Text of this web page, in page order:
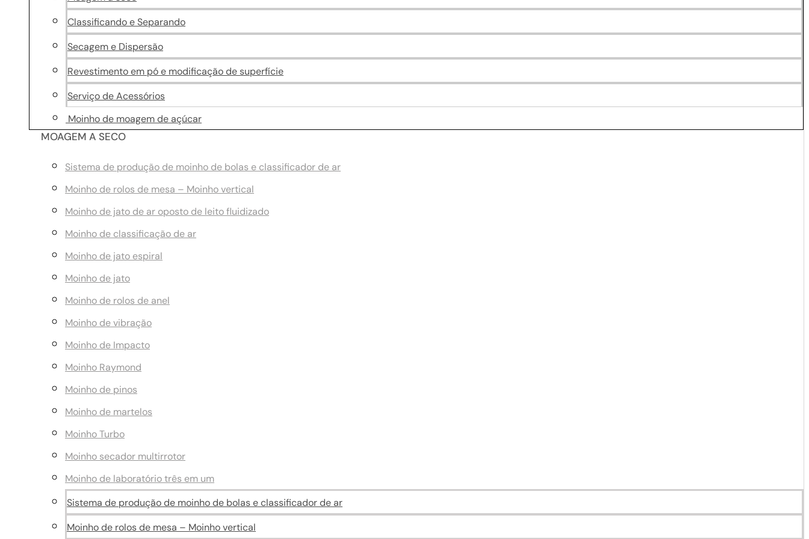
Classificando e Separando
Secagem e Dispersão
Revestimento em pó e modificação de superfície
Serviço de Acessórios
Moinho de moagem de açúcar
MOAGEM A SECO
Sistema de produção de moinho de bolas e classificador de ar
Moinho de rolos de mesa – Moinho vertical
Moinho de jato de ar oposto de leito fluidizado
Moinho de classificação de ar
Moinho de jato espiral
Moinho de jato
Moinho de rolos de anel
Moinho de vibração
Moinho de Impacto
Moinho Raymond
Moinho de pinos
Moinho de martelos
Moinho Turbo
Moinho secador multirrotor
Moinho de laboratório três em um
Sistema de produção de moinho de bolas e classificador de ar
Moinho de rolos de mesa – Moinho vertical